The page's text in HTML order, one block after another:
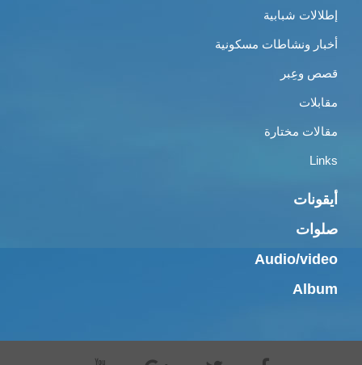
إطلالات شبابية
أخبار ونشاطات مسكونية
قصص وعِبر
مقابلات
مقالات مختارة
Links
أيقونات
صلوات
Audio/video
Album